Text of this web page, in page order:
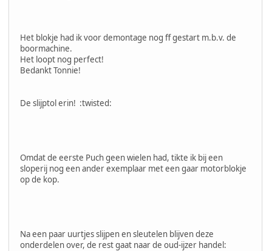
Het blokje had ik voor demontage nog ff gestart m.b.v. de
boormachine.
Het loopt nog perfect!
Bedankt Tonnie!
De slijptol erin! :twisted:
Omdat de eerste Puch geen wielen had, tikte ik bij een
sloperij nog een ander exemplaar met een gaar motorblokje
op de kop.
Na een paar uurtjes slijpen en sleutelen blijven deze
onderdelen over, de rest gaat naar de oud-ijzer handel: